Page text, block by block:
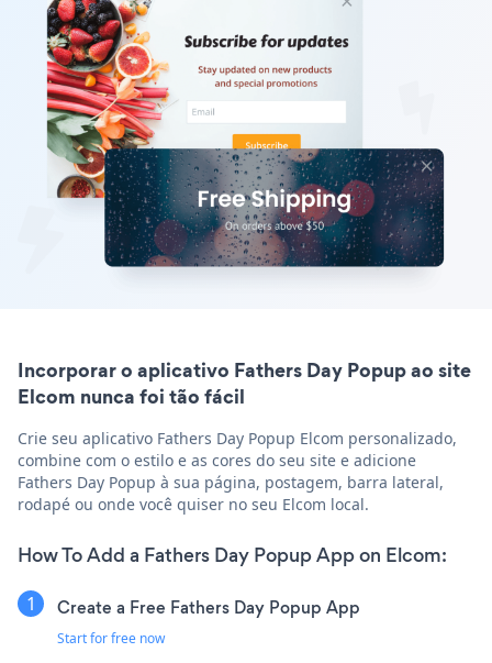
Incorporar o aplicativo Fathers Day Popup ao site
Elcom nunca foi tão fácil
Crie seu aplicativo Fathers Day Popup Elcom personalizado,
combine com o estilo e as cores do seu site e adicione
Fathers Day Popup à sua página, postagem, barra lateral,
rodapé ou onde você quiser no seu Elcom local.
How To Add a Fathers Day Popup App on Elcom:
Create a Free Fathers Day Popup App
Start for free now